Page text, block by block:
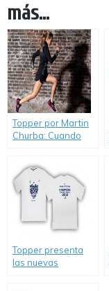
más...
Topper por Martin
Churba: Cuando
nace una mejor.
Topper presenta
las nuevas